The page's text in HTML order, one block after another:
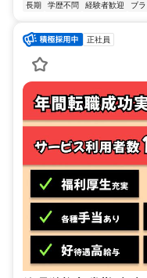
長期 学歴不問 経験者歓迎 ブ
正社員